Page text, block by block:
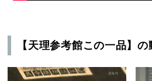
【天理参考館この一品】